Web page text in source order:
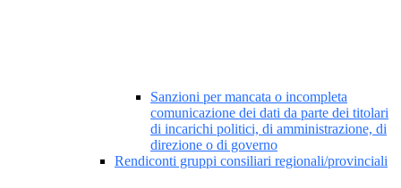
Sanzioni per mancata o incompleta
comunicazione dei dati da parte dei titolari
di incarichi politici, di amministrazione, di
direzione o di governo
Rendiconti gruppi consiliari regionali/provinciali